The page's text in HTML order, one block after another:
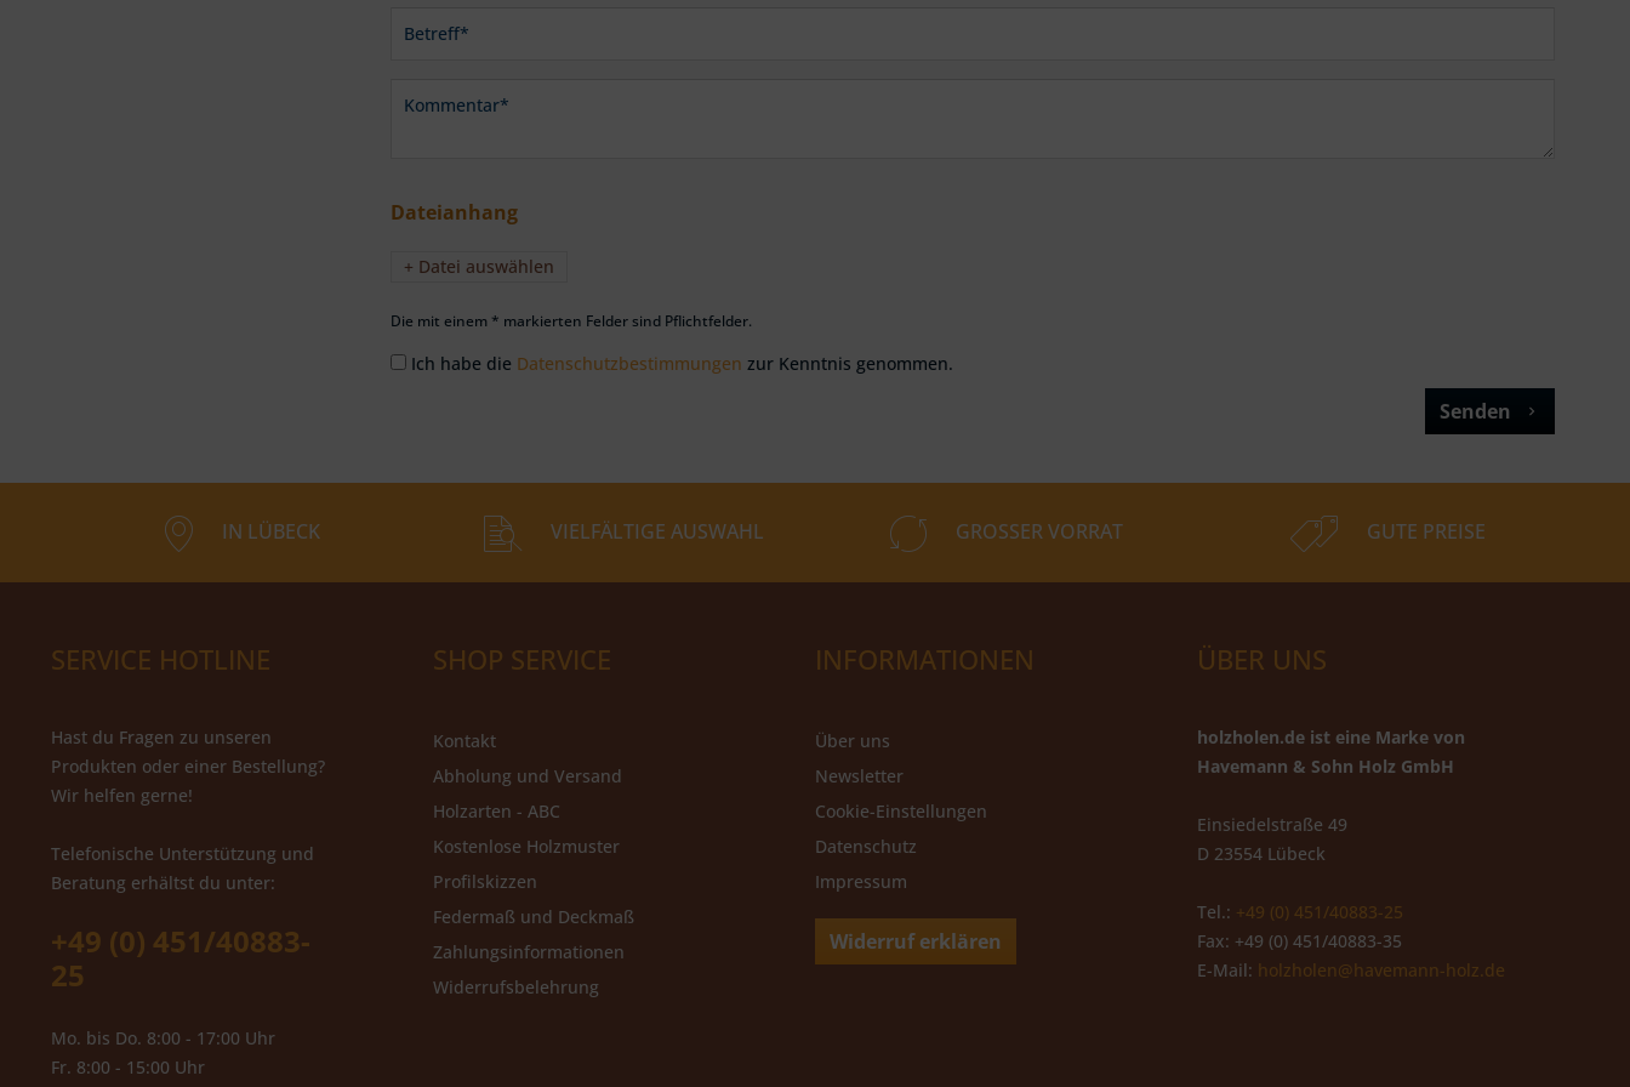
Dateianhang
+ Datei auswählen
Die mit einem * markierten Felder sind Pflichtfelder.
Ich habe die Datenschutzbestimmungen zur Kenntnis genommen.
Senden
IN LÜBECK VIELFÄLTIGE AUSWAHL GROSSER VORRAT GUTE PREISE
SERVICE HOTLINE
Hast du Fragen zu unseren
Produkten oder einer Bestellung?
Wir helfen gerne!
Telefonische Unterstützung und
Beratung erhältst du unter:
+49 (0) 451/40883-
25
Mo. bis Do. 8:00 - 17:00 Uhr
Fr. 8:00 - 15:00 Uhr
SHOP SERVICE
Kontakt
Abholung und Versand
Holzarten - ABC
Kostenlose Holzmuster
Profilskizzen
Federmaß und Deckmaß
Zahlungsinformationen
Widerrufsbelehrung
INFORMATIONEN
Über uns
Newsletter
Cookie-Einstellungen
Datenschutz
Impressum
Widerruf erklären
ÜBER UNS
holzholen.de ist eine Marke von
Havemann & Sohn Holz GmbH
Einsiedelstraße 49
D 23554 Lübeck
Tel.: +49 (0) 451/40883-25
Fax: +49 (0) 451/40883-35
E-Mail: holzholen@havemann-holz.de